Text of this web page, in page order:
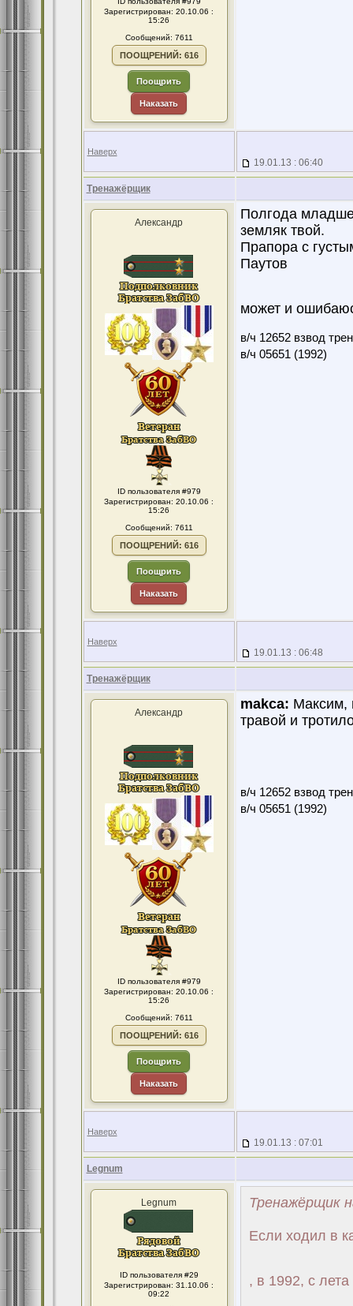
Зарегистрирован: 20.10.06 :
15:26
Сообщений: 7611
ПООЩРЕНИЙ: 616
Поощрить
Наказать
Наверх
19.01.13 : 06:40
Тренажёрщик
Александр
ID пользователя #979
Зарегистрирован: 20.10.06 :
15:26
Сообщений: 7611
ПООЩРЕНИЙ: 616
Поощрить
Наказать
Полгода
земляк твой.
Прапора с
Паутов
может и
в/ч 12652 взвод
в/ч 05651 (1992)
Наверх
19.01.13 : 06:48
Тренажёрщик
Александр
ID пользователя #979
Зарегистрирован: 20.10.06 :
15:26
Сообщений: 7611
ПООЩРЕНИЙ: 616
Поощрить
Наказать
makca: Максим,
травой и
в/ч 12652 взвод
в/ч 05651 (1992)
Наверх
19.01.13 : 07:01
Legnum
Legnum
ID пользователя #29
Зарегистрирован: 31.10.06 :
09:22
Тренажёрщик
Если ходил в
, в 1992, с